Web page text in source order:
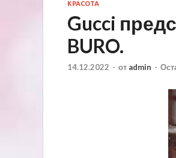
КРАСОТА
Gucci
BURO.
14.12.2022 - от admin -